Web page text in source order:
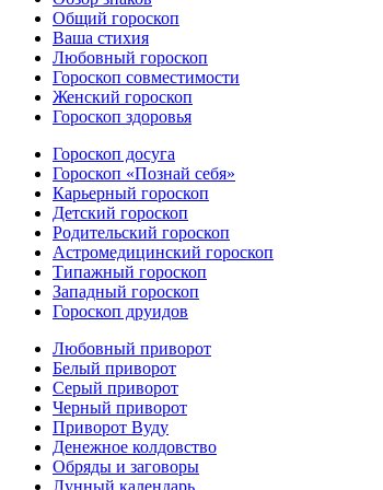
Общий гороскоп
Ваша стихия
Любовный гороскоп
Гороскоп совместимости
Женский гороскоп
Гороскоп здоровья
Гороскоп досуга
Гороскоп «Познай себя»
Карьерный гороскоп
Детский гороскоп
Родительский гороскоп
Астромедицинский гороскоп
Типажный гороскоп
Западный гороскоп
Гороскоп друидов
Любовный приворот
Белый приворот
Серый приворот
Черный приворот
Приворот Вуду
Денежное колдовство
Обряды и заговоры
Лунный календарь